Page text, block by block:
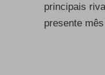
principais
presente